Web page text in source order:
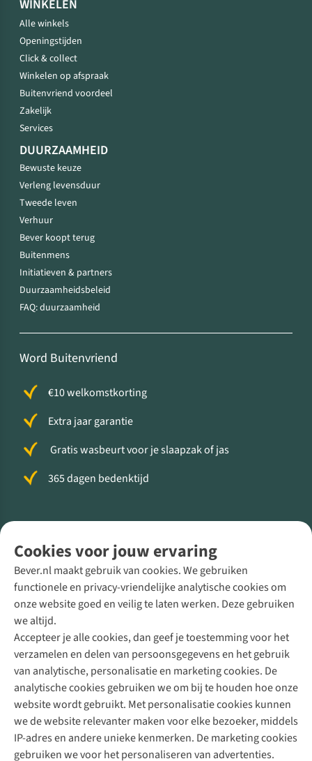
Cookies voor jouw ervaring
Bever.nl maakt gebruik van cookies. We gebruiken
functionele en privacy-vriendelijke analytische cookies om
onze website goed en veilig te laten werken. Deze gebruiken
we altijd.
Accepteer je alle cookies, dan geef je toestemming voor het
verzamelen en delen van persoonsgegevens en het gebruik
van analytische, personalisatie en marketing cookies. De
analytische cookies gebruiken we om bij te houden hoe onze
website wordt gebruikt. Met personalisatie cookies kunnen
we de website relevanter maken voor elke bezoeker, middels
IP-adres en andere unieke kenmerken. De marketing cookies
gebruiken we voor het personaliseren van advertenties.
WINKELEN
Alle winkels
Openingstijden
Click & collect
Winkelen op afspraak
Buitenvriend voordeel
Zakelijk
Services
DUURZAAMHEID
Bewuste keuze
Verleng levensduur
Tweede leven
Verhuur
Bever koopt terug
Buitenmens
Initiatieven & partners
Duurzaamheidsbeleid
FAQ: duurzaamheid
Word Buitenvriend
€10 welkomstkorting
Extra jaar garantie
Gratis wasbeurt voor je slaapzak of jas
365 dagen bedenktijd
Direct advies van een Buitenexpert
+31 (0)85 888 50 88
+31 6 12 28 49 80
Contactformulier